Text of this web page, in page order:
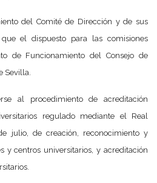
del Comité de Dirección y de sus
el dispuesto para las comisiones
de Funcionamiento del Consejo de
Sevilla.
al procedimiento de acreditación
regulado mediante el Real
julio, de creación, reconocimiento y
y centros universitarios, y acreditación